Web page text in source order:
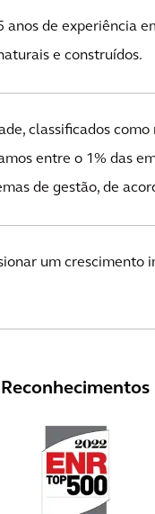
anos de experiência
e construídos.
classificados
entre o 1% das
de gestão, de
um
Reconhecimentos